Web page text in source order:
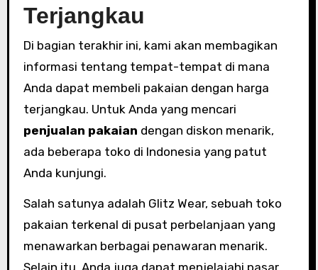
Terjangkau
Di bagian terakhir ini, kami akan membagikan
informasi tentang tempat-tempat di mana
Anda dapat membeli pakaian dengan harga
terjangkau. Untuk Anda yang mencari
penjualan pakaian dengan diskon menarik,
ada beberapa toko di Indonesia yang patut
Anda kunjungi.
Salah satunya adalah Glitz Wear, sebuah toko
pakaian terkenal di pusat perbelanjaan yang
menawarkan berbagai penawaran menarik.
Selain itu, Anda juga dapat menjelajahi pasar